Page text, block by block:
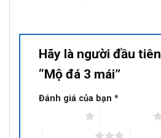
Hãy là người đầu
“Mộ đá 3 mái”
Đánh giá của bạn *